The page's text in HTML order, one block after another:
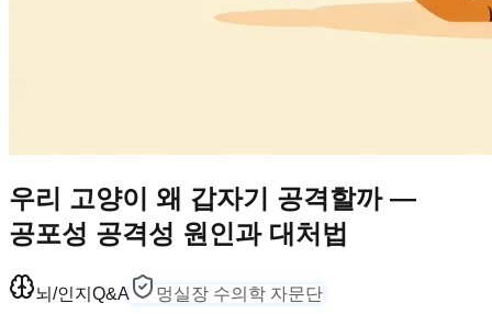
우리 고양이 왜 갑자기 공격할까 —
공포성 공격성 원인과 대처법
뇌/인지 Q&A 멍실장 수의학 자문단